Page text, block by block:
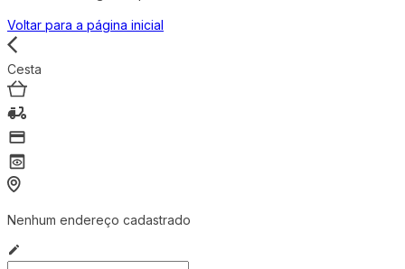
Voltar para a página inicial
Cesta
Nenhum endereço cadastrado